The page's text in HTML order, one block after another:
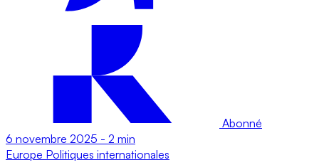
Abonné
6 novembre 2025 - 2 min
Europe Politiques internationales